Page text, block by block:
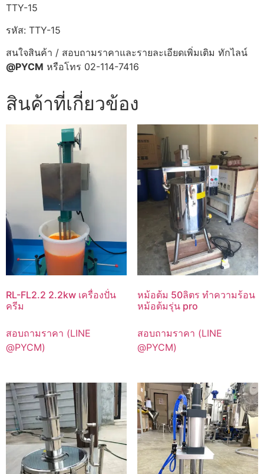
TTY-15
รหัส: TTY-15
สนใจสินค้า / สอบถามราคาและรายละเอียดเพิ่มเติม ทักไลน์
@PYCM หรือโทร 02-114-7416
สินค้าที่เกี่ยวข้อง
RL-FL2.2 2.2kw เครื่องปั่น
ครีม
สอบถามราคา (LINE
@PYCM)
หม้อต้ม 50ลิตร ทำความร้อน
หม้อต้มรุ่น pro
สอบถามราคา (LINE
@PYCM)